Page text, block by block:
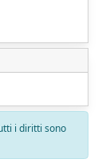
i diritti sono